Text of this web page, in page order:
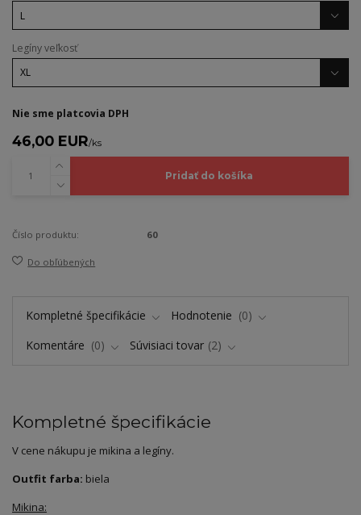
Legíny veľkosť
Nie sme platcovia DPH
46,00 EUR/ks
Pridať do košíka
Číslo produktu: 60
Do obľúbených
Kompletné špecifikácie Hodnotenie
0
Komentáre
0 Súvisiaci tovar 2
Kompletné špecifikácie
V cene nákupu je mikina a legíny.
Outfit farba: biela
Mikina: